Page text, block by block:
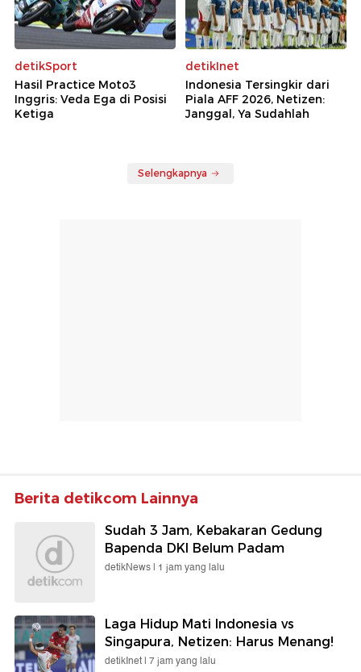
detikSport
Hasil Practice Moto3
Inggris: Veda Ega di Posisi
Ketiga
detikInet
Indonesia Tersingkir dari
Piala AFF 2026, Netizen:
Janggal, Ya Sudahlah
Selengkapnya
Berita detikcom Lainnya
Sudah 3 Jam, Kebakaran Gedung
Bapenda DKI Belum Padam
detikNews | 1 jam yang lalu
Laga Hidup Mati Indonesia vs
Singapura, Netizen: Harus Menang!
detikInet | 7 jam yang lalu